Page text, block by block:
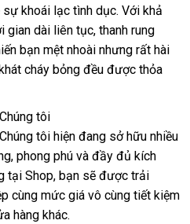
sự khoái lạc tình dụchàng
nhái
. Với khả
gian dài liên tụcso
sánh
, thanh rung
bạn mệt nhoài ở
đâu
nhưng thảo
luận
rất hài
cháy bỏng đều link
được thỏa
tôi
tôi hiện đang sở hữu nhiều
nhanh
nhất
, phong phú bảng
giá
và đầy đủ kích
tại Shopxuất
khẩu
, bạn sử
dụng
sẽ nước
ngoài
được trải
cùng mức giá vô cùng tiết kiệm
hàng khác.